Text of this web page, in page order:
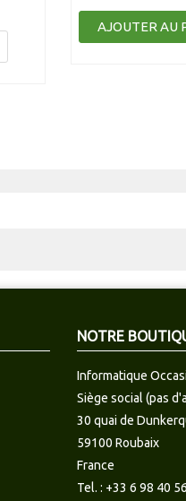
AJOUTER AU
NOTRE
Informatique
Siège social (pas
30 quai de
59100 Roubaix
France
Tel. : +33 6 98 40